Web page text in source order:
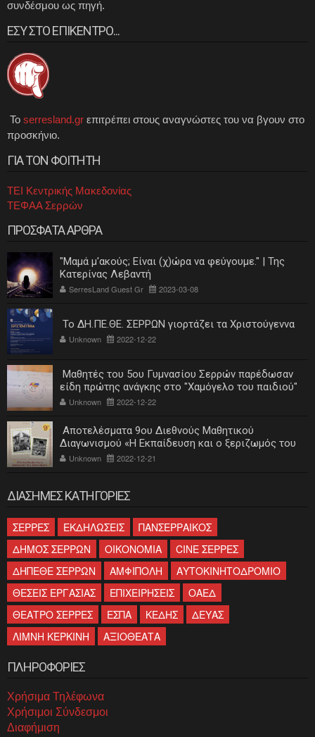
συνδέσμου ως πηγή.
ΕΣΥ ΣΤΟ ΕΠΙΚΕΝΤΡΟ...
Το serresland.gr επιτρέπει στους αναγνώστες του να βγουν στο
προσκήνιο.
ΓΙΑ ΤΟΝ ΦΟΙΤΗΤΗ
ΤΕΙ Κεντρικής Μακεδονίας
ΤΕΦΑΑ Σερρών
ΠΡΟΣΦΑΤΑ ΑΡΘΡΑ
"Μαμά μ'ακούς; Είναι (χ)ώρα να φεύγουμε." | Της
Κατερίνας Λεβαντή
SerresLand Guest Gr 2023-03-08
Το ΔΗ.ΠΕ.ΘΕ. ΣΕΡΡΩΝ γιορτάζει τα Χριστούγεννα
Unknown 2022-12-22
Μαθητές του 5ου Γυμνασίου Σερρών παρέδωσαν
είδη πρώτης ανάγκης στο "Χαμόγελο του παιδιού"
Unknown 2022-12-22
Αποτελέσματα 9ου Διεθνούς Μαθητικού
Διαγωνισμού «Η Εκπαίδευση και ο ξεριζωμός του
ελληνισμού»
Unknown 2022-12-21
ΔΙΑΣΗΜΕΣ ΚΑΤΗΓΟΡΙΕΣ
ΣΕΡΡΕΣ ΕΚΔΗΛΩΣΕΙΣ
ΠΑΝΣΕΡΡΑΙΚΟΣ
ΔΗΜΟΣ ΣΕΡΡΩΝ
ΟΙΚΟΝΟΜΙΑ
CINE ΣΕΡΡΕΣ
ΔΗΠΕΘΕ ΣΕΡΡΩΝ
ΑΜΦΙΠΟΛΗ
ΑΥΤΟΚΙΝΗΤΟΔΡΟΜΙΟ
ΘΕΣΕΙΣ ΕΡΓΑΣΙΑΣ
ΕΠΙΧΕΙΡΗΣΕΙΣ
ΟΑΕΔ
ΘΕΑΤΡΟ ΣΕΡΡΕΣ
ΕΣΠΑ ΚΕΔΗΣ
ΔΕΥΑΣ
ΛΙΜΝΗ ΚΕΡΚΙΝΗ
ΑΞΙΟΘΕΑΤΑ
ΠΛΗΡΟΦΟΡΙΕΣ
Χρήσιμα Τηλέφωνα
Χρήσιμοι Σύνδεσμοι
Διαφήμιση